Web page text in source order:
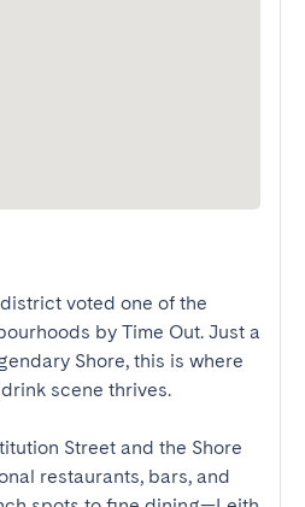
voted one of the
by Time Out. Just a
Shore, this is where
scene thrives.
Street and the Shore
restaurants, bars, and